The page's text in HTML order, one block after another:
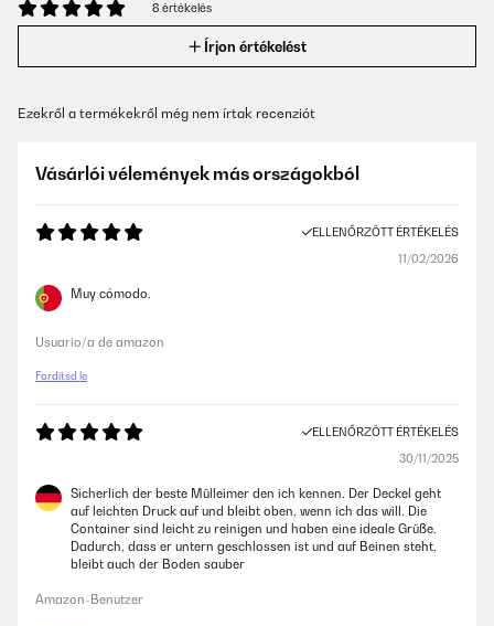
8 értékelés
Írjon értékelést
Ezekről a termékekről még nem írtak recenziót
Vásárlói vélemények más országokból
ELLENŐRZÖTT ÉRTÉKELÉS
11/02/2026
Muy cómodo.
Usuario/a de amazon
Fordítsd le
ELLENŐRZÖTT ÉRTÉKELÉS
30/11/2025
Sicherlich der beste Mülleimer den ich kennen. Der Deckel geht
auf leichten Druck auf und bleibt oben, wenn ich das will. Die
Container sind leicht zu reinigen und haben eine ideale Grüße.
Dadurch, dass er untern geschlossen ist und auf Beinen steht,
bleibt auch der Boden sauber
Amazon-Benutzer